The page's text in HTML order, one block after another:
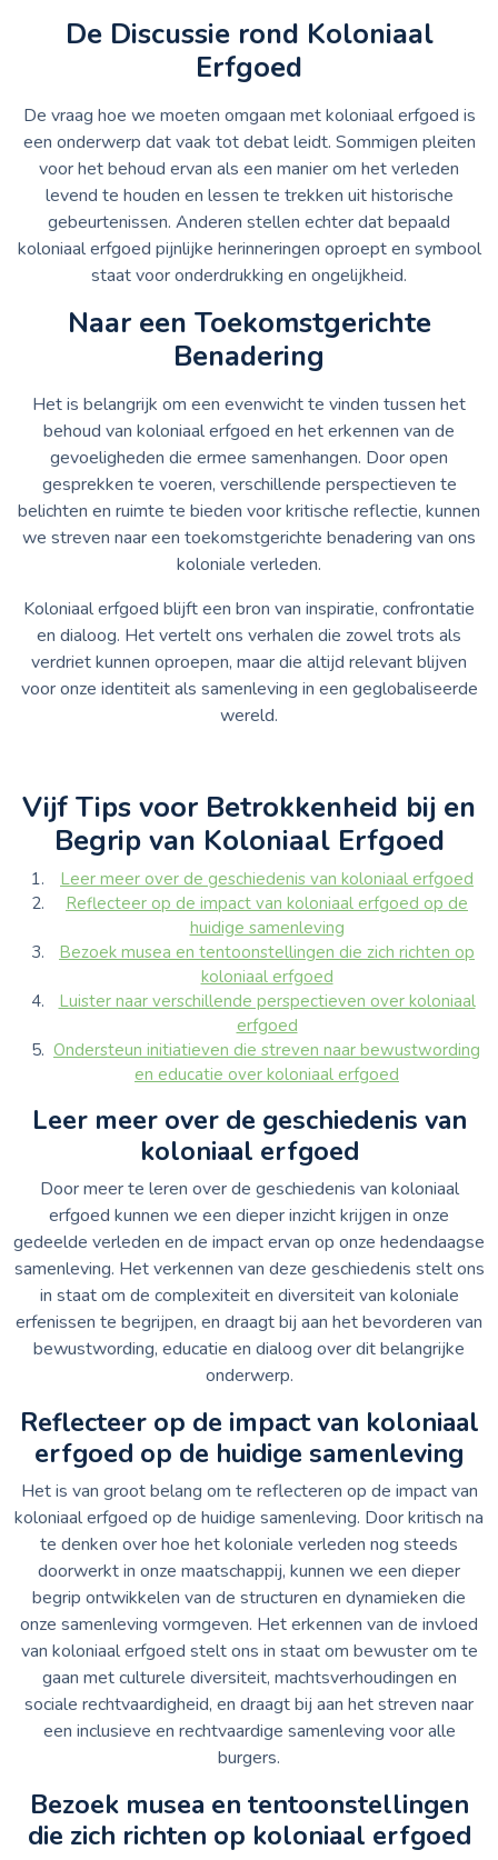
De Discussie rond Koloniaal
Erfgoed
De vraag hoe we moeten omgaan met koloniaal erfgoed is
een onderwerp dat vaak tot debat leidt. Sommigen pleiten
voor het behoud ervan als een manier om het verleden
levend te houden en lessen te trekken uit historische
gebeurtenissen. Anderen stellen echter dat bepaald
koloniaal erfgoed pijnlijke herinneringen oproept en symbool
staat voor onderdrukking en ongelijkheid.
Naar een Toekomstgerichte
Benadering
Het is belangrijk om een evenwicht te vinden tussen het
behoud van koloniaal erfgoed en het erkennen van de
gevoeligheden die ermee samenhangen. Door open
gesprekken te voeren, verschillende perspectieven te
belichten en ruimte te bieden voor kritische reflectie, kunnen
we streven naar een toekomstgerichte benadering van ons
koloniale verleden.
Koloniaal erfgoed blijft een bron van inspiratie, confrontatie
en dialoog. Het vertelt ons verhalen die zowel trots als
verdriet kunnen oproepen, maar die altijd relevant blijven
voor onze identiteit als samenleving in een geglobaliseerde
wereld.
Vijf Tips voor Betrokkenheid bij en
Begrip van Koloniaal Erfgoed
Leer meer over de geschiedenis van koloniaal erfgoed
Reflecteer op de impact van koloniaal erfgoed op de
huidige samenleving
Bezoek musea en tentoonstellingen die zich richten op
koloniaal erfgoed
Luister naar verschillende perspectieven over koloniaal
erfgoed
Ondersteun initiatieven die streven naar bewustwording
en educatie over koloniaal erfgoed
Leer meer over de geschiedenis van
koloniaal erfgoed
Door meer te leren over de geschiedenis van koloniaal
erfgoed kunnen we een dieper inzicht krijgen in onze
gedeelde verleden en de impact ervan op onze hedendaagse
samenleving. Het verkennen van deze geschiedenis stelt ons
in staat om de complexiteit en diversiteit van koloniale
erfenissen te begrijpen, en draagt bij aan het bevorderen van
bewustwording, educatie en dialoog over dit belangrijke
onderwerp.
Reflecteer op de impact van koloniaal
erfgoed op de huidige samenleving
Het is van groot belang om te reflecteren op de impact van
koloniaal erfgoed op de huidige samenleving. Door kritisch na
te denken over hoe het koloniale verleden nog steeds
doorwerkt in onze maatschappij, kunnen we een dieper
begrip ontwikkelen van de structuren en dynamieken die
onze samenleving vormgeven. Het erkennen van de invloed
van koloniaal erfgoed stelt ons in staat om bewuster om te
gaan met culturele diversiteit, machtsverhoudingen en
sociale rechtvaardigheid, en draagt bij aan het streven naar
een inclusieve en rechtvaardige samenleving voor alle
burgers.
Bezoek musea en tentoonstellingen
die zich richten op koloniaal erfgoed